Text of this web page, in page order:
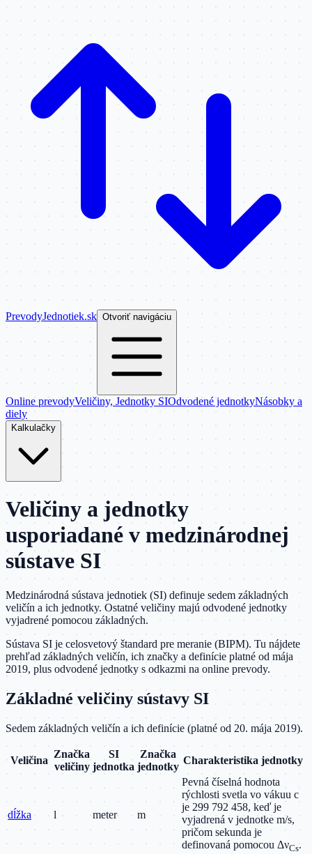
PrevodyJednotiek.sk Otvoriť navigáciu
Online prevodyVeličiny, Jednotky SIOdvodené jednotkyNásobky a
diely
Kalkulačky
Veličiny a jednotky
usporiadané v medzinárodnej
sústave SI
Medzinárodná sústava jednotiek (SI) definuje sedem základných
veličín a ich jednotky. Ostatné veličiny majú odvodené jednotky
vyjadrené pomocou základných.
Sústava SI je celosvetový štandard pre meranie (BIPM). Tu nájdete
prehľad základných veličín, ich značky a definície platné od mája
2019, plus odvodené jednotky s odkazmi na online prevody.
Základné veličiny sústavy SI
Sedem základných veličín a ich definície (platné od 20. mája 2019).
Veličina
Značka
veličiny
SI
jednotka
Značka
jednotky
Charakteristika jednotky
dĺžka l meter m
Pevná číselná hodnota
rýchlosti svetla vo vákuu c
je 299 792 458, keď je
vyjadrená v jednotke m/s,
pričom sekunda je
definovaná pomocou ΔνCs.